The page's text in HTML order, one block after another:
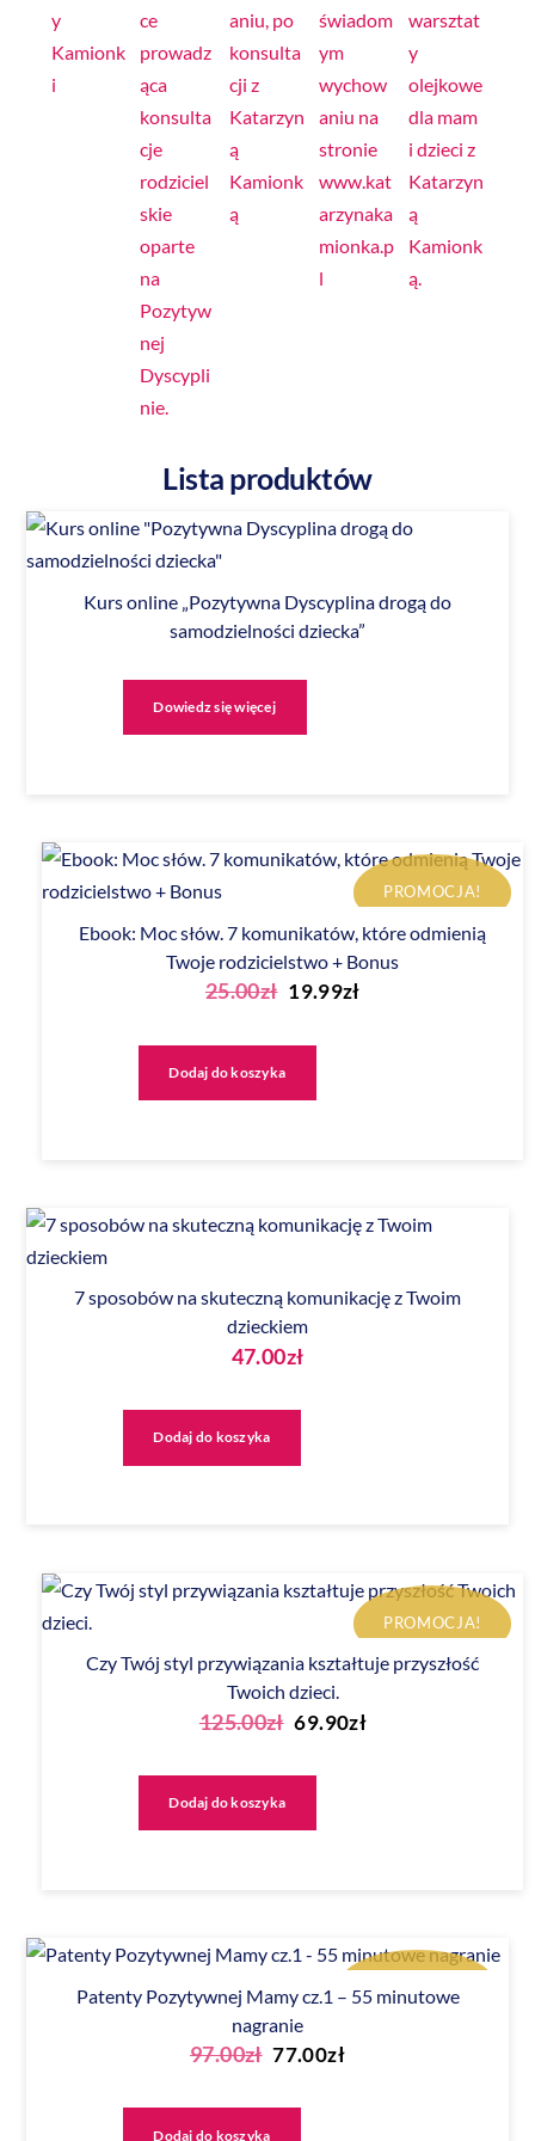
Lista produktów
Kurs online „Pozytywna Dyscyplina drogą do
samodzielności dziecka”
Dowiedz się więcej
PROMOCJA!
Ebook: Moc słów. 7 komunikatów, które odmienią
Twoje rodzicielstwo + Bonus
25.00zł Pierwotna
wynosiła:
19.99złAktualna
Dodaj do koszyka
7 sposobów na skuteczną komunikację z Twoim
dzieckiem
47.00zł
Dodaj do koszyka
PROMOCJA!
Czy Twój styl przywiązania kształtuje przyszłość
Twoich dzieci.
125.00zł Pierwotna
wynosiła:
69.90złAktualna
Dodaj do koszyka
PROMOCJA!
Patenty Pozytywnej Mamy cz.1 – 55 minutowe
nagranie
97.00zł Pierwotna
77.00złAktualna
Dodaj do koszyka